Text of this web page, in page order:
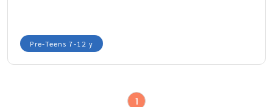
Pre-Teens 7-12 y
1